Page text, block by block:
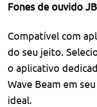
Fones de ouvido
Compatível com
do seu jeito.
o aplicativo
Wave Beam em
ideal.